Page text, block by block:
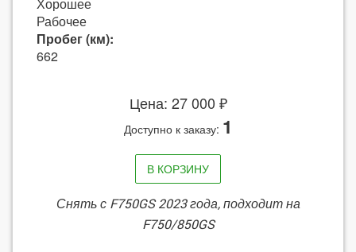
Рабочее
Пробег (км):
662
Цена: 27 000 ₽
Доступно к заказу: 1
В КОРЗИНУ
Снять с F750GS 2023 года, подходит на
F750/850GS